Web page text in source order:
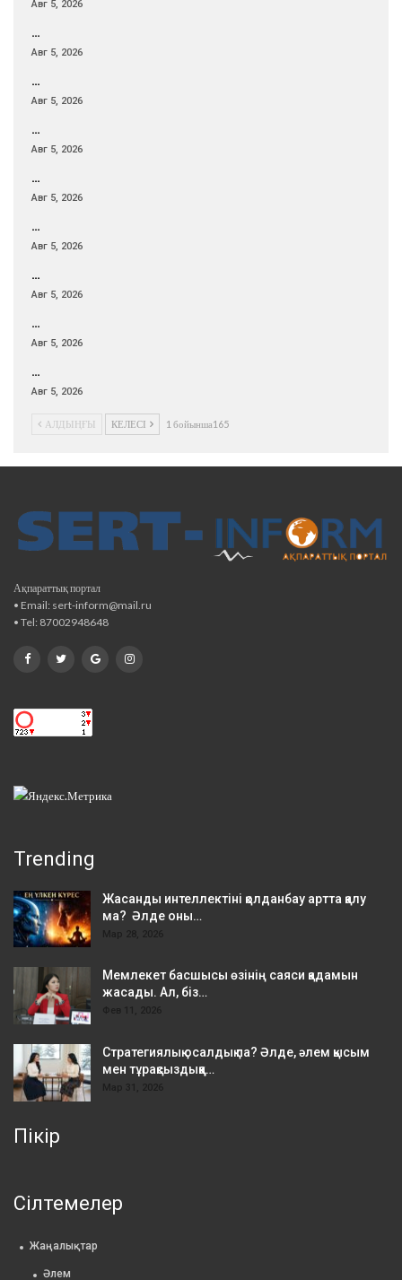
Авг 5, 2026
…
Авг 5, 2026
…
Авг 5, 2026
…
Авг 5, 2026
…
Авг 5, 2026
…
Авг 5, 2026
…
Авг 5, 2026
…
Авг 5, 2026
…
Авг 5, 2026
АЛДЫҢҒЫ КЕЛЕСІ 1 бойынша165
Ақпараттық портал
• Email: sert-inform@mail.ru
• Tel: 87002948648
Trending
Жасанды интеллектіні қолданбау артта қалу
ма? Әлде оны…
Мар 28, 2026
Мемлекет басшысы өзінің саяси қадамын
жасады. Ал, біз…
Фев 11, 2026
Стратегиялық осалдық па? Әлде, әлем қысым
мен тұрақсыздыққа…
Мар 31, 2026
Пікір
Сілтемелер
Жаңалықтар
Әлем